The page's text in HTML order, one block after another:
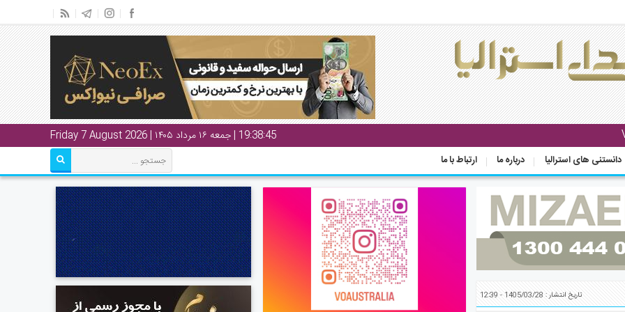
19:38:46 | جمعه ۱۶ مرداد ۱۴۰۵ | Friday 7 August 2026
دانستنی های استرالیا درباره ما ارتباط با ما
تاریخ انتشار : 1405/03/28 - 12:39